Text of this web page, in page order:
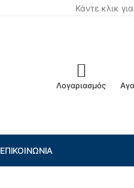
Κάντε κλικ
Λογαριασμός
ΕΠΙΚΟΙΝΩΝΊΑ